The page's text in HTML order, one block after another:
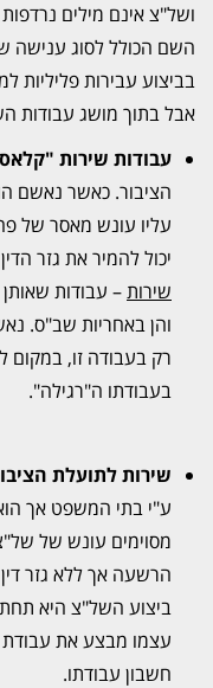
ושל"צ אינם מילים
השם הכולל לסוג ענישה
בביצוע עבירות פליליות
אבל בתוך מושג עבודות
עבודות שירות
הציבור. כאשר נאשם
עליו עונש מאסר של
יכול להמיר את גזר
שירות– עבודות
והן באחריות שב"ס.
רק בעבודה זו,
בעבודתו ה"רגילה".
שירות לתועלת
ע"י בתי המשפט אך
מסוימים עונש של
הרשעה אך ללא גזר
ביצוע השל"צ היא
עצמו מבצע את עבודת
חשבון עבודתו.